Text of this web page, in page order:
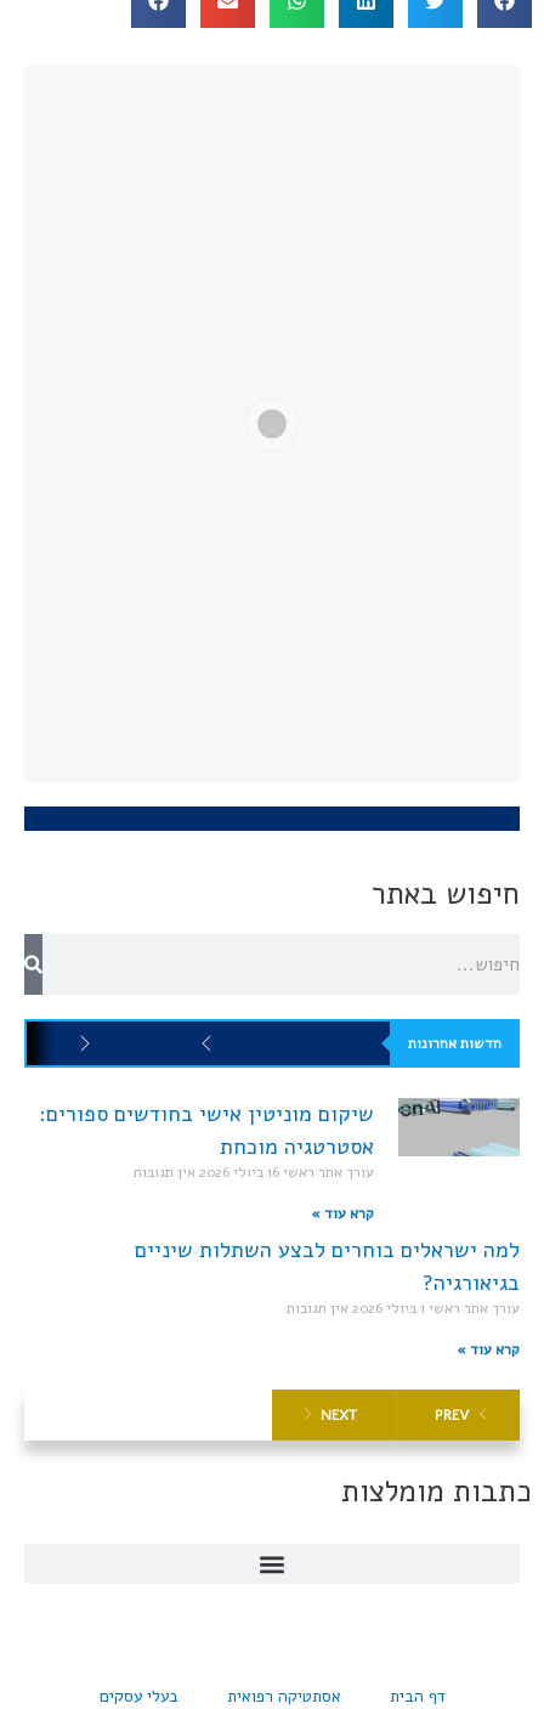
חיפוש באתר
חדשות אחרונות
שיקום מוניטין אישי בחודשים ספורים:
אסטרטגיה מוכחת
עורך אתר ראשי16 ביולי 2026 אין תגובות
קרא עוד »
למה ישראלים בוחרים לבצע השתלות שיניים
בגיאורגיה?
עורך אתר ראשי 1 ביולי 2026 אין תגובות
קרא עוד »
PREV
NEXT
כתבות מומלצות
דף הבית אסתטיקה רפואית בעלי עסקים